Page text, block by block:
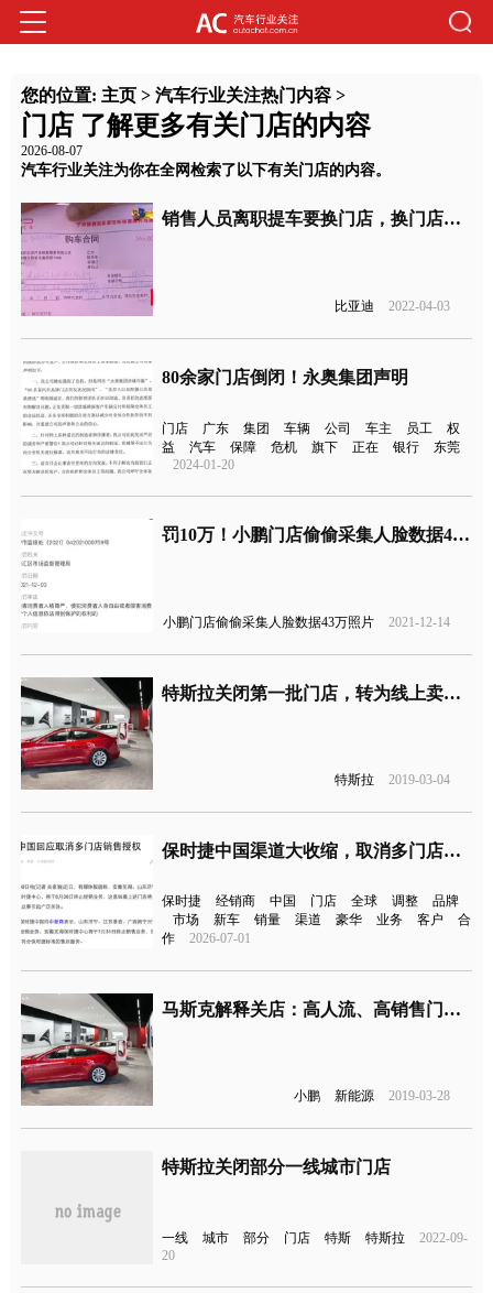
您的位置: 主页> 汽车行业关注热门内容>
门店 了解更多有关门店的内容
2026-08-07
汽车行业关注为你在全网检索了以下有关门店的内容。
销售人员离职提车要换门店，换门店要涨价
比亚迪 2022-04-03
80余家门店倒闭！永奥集团声明
门店 广东 集团 车辆 公司 车主 员工
权
益
汽车 保障 危机 旗下 正在 银行
东莞
2024-01-20
罚10万！小鹏门店偷偷采集人脸数据43万照片
小鹏门店偷偷采集人脸数据43万照片 2021-12-14
特斯拉关闭第一批门店，转为线上卖车及取消试驾
特斯拉 2019-03-04
保时捷中国渠道大收缩，取消多门店销售授权
保时捷 经销商 中国 门店 全球 调整
品牌
市场
新车 销量 渠道 豪华 业务 客户
合
作
2026-07-01
马斯克解释关店：高人流、高销售门店不会被关闭
小鹏 新能源 2019-03-28
特斯拉关闭部分一线城市门店
一线 城市 部分 门店 特斯 特斯拉
2022-09-
20